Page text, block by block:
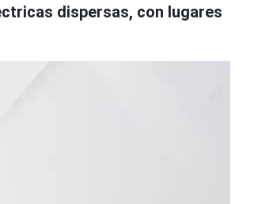
dispersas, con lugares